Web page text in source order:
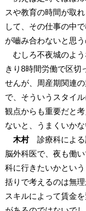
スや教育の時間が取
して、その仕事の中
が嚙み合わないと思う
むしろ不夜城のよう
きり8時間労働で区切
せんが、周産期関連
で、そういうスタイ
観点からも重要だと
ないと、うまくいかな
木村診療科による
脳外科医で、夜も働
科に行きたいかとい
括りで考えるのは無
スキルによって賃金